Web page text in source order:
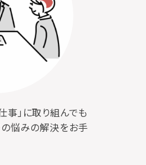
事」に取り組んでも
悩みの解決をお手